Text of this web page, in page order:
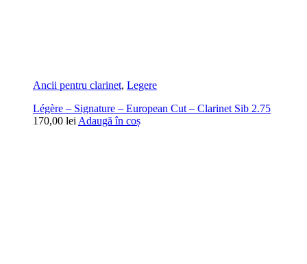
Ancii pentru clarinet, Legere
Légère – Signature – European Cut – Clarinet Sib 2.75
170,00 lei Adaugă în coș